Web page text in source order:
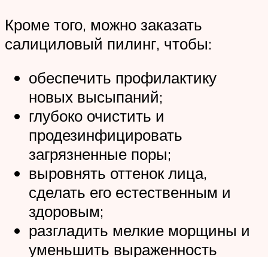
Кроме того, можно заказать
салициловый пилинг, чтобы:
обеспечить профилактику
новых высыпаний;
глубоко очистить и
продезинфицировать
загрязненные поры;
выровнять оттенок лица,
сделать его естественным и
здоровым;
разгладить мелкие морщины и
уменьшить выраженность